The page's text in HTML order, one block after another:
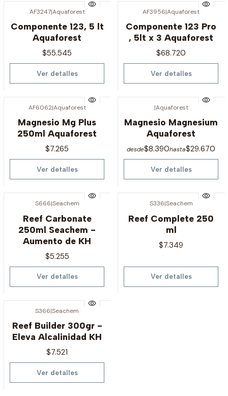
AF3247|Aquaforest
Componente 123, 5 lt
Aquaforest
$55.545
Ver detalles
AF3956|Aquaforest
Componente 123 Pro
, 5lt x 3 Aquaforest
$68.720
Ver detalles
AF6062|Aquaforest
Magnesio Mg Plus
250ml Aquaforest
$7.265
Ver detalles
|Aquaforest
Magnesio Magnesium
Aquaforest
desde$8.390hasta$29.670
Ver detalles
S666|Seachem
Reef Carbonate
250ml Seachem -
Aumento de KH
$5.255
Ver detalles
S336|Seachem
Reef Complete 250
ml
$7.349
Ver detalles
S366|Seachem
Reef Builder 300gr -
Eleva Alcalinidad KH
$7.521
Ver detalles